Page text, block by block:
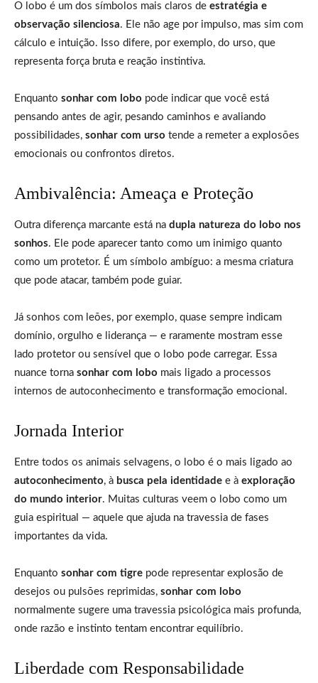
O lobo é um dos símbolos mais claros de estratégia e
observação silenciosa. Ele não age por impulso, mas sim com
cálculo e intuição. Isso difere, por exemplo, do urso, que
representa força bruta e reação instintiva.
Enquanto sonhar com lobo pode indicar que você está
pensando antes de agir, pesando caminhos e avaliando
possibilidades, sonhar com urso tende a remeter a explosões
emocionais ou confrontos diretos.
Ambivalência: Ameaça e Proteção
Outra diferença marcante está na dupla natureza do lobo nos
sonhos. Ele pode aparecer tanto como um inimigo quanto
como um protetor. É um símbolo ambíguo: a mesma criatura
que pode atacar, também pode guiar.
Já sonhos com leões, por exemplo, quase sempre indicam
domínio, orgulho e liderança — e raramente mostram esse
lado protetor ou sensível que o lobo pode carregar. Essa
nuance torna sonhar com lobo mais ligado a processos
internos de autoconhecimento e transformação emocional.
Jornada Interior
Entre todos os animais selvagens, o lobo é o mais ligado ao
autoconhecimento, à busca pela identidade e à exploração
do mundo interior. Muitas culturas veem o lobo como um
guia espiritual — aquele que ajuda na travessia de fases
importantes da vida.
Enquanto sonhar com tigre pode representar explosão de
desejos ou pulsões reprimidas, sonhar com lobo
normalmente sugere uma travessia psicológica mais profunda,
onde razão e instinto tentam encontrar equilíbrio.
Liberdade com Responsabilidade